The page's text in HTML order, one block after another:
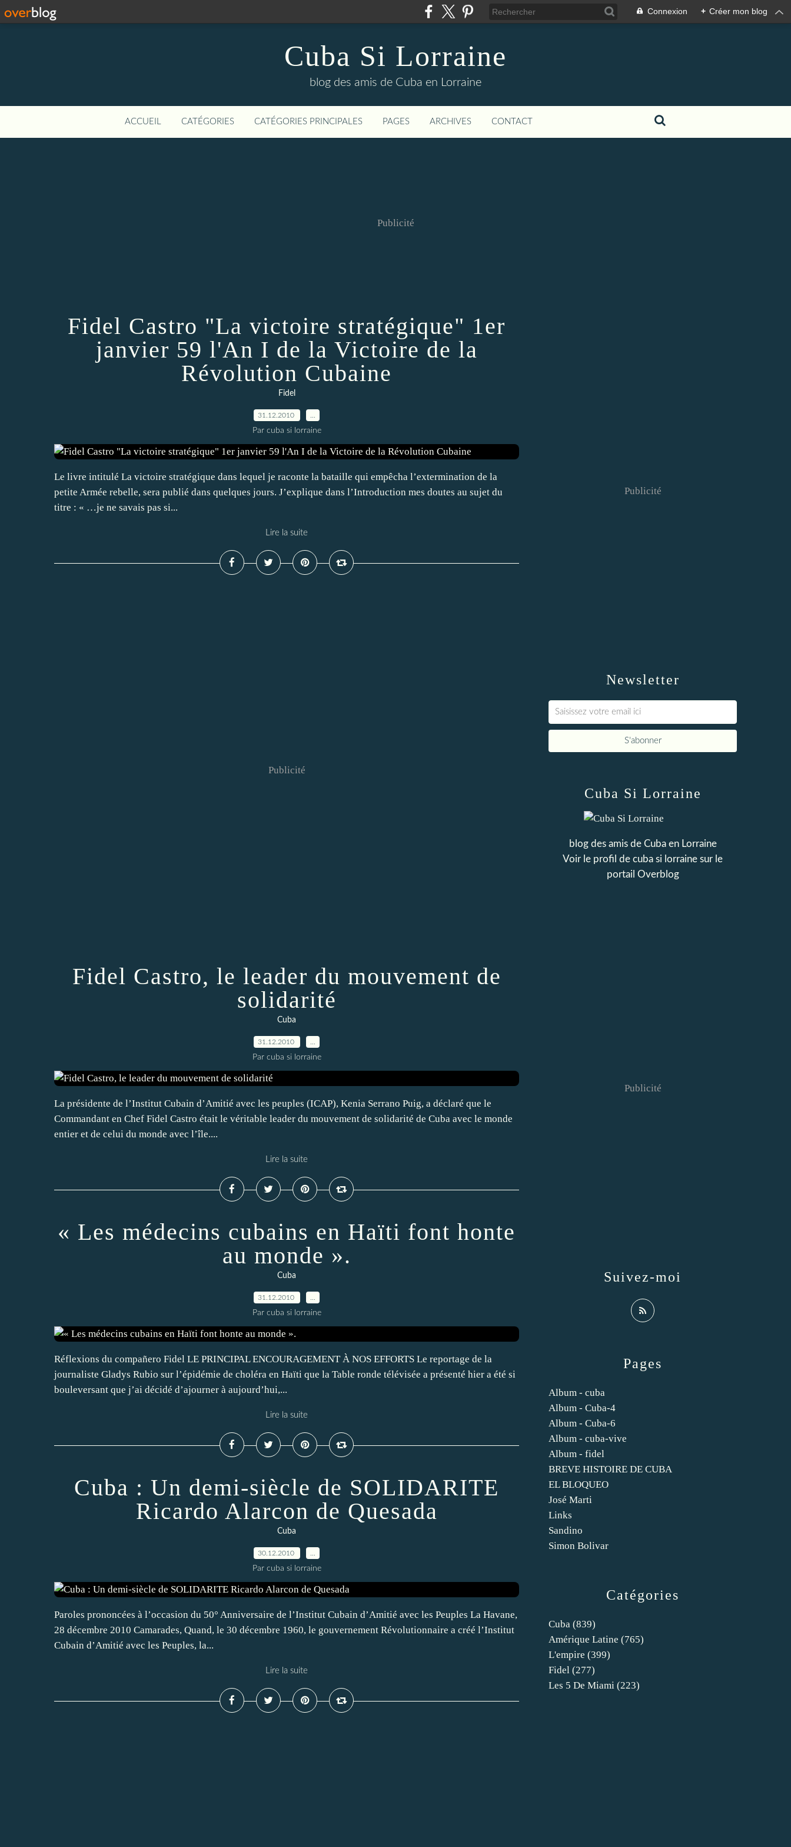
Connexion + Créer mon blog
Cuba Si Lorraine
blog des amis de Cuba en Lorraine
ACCUEIL CATÉGORIES CATÉGORIES PRINCIPALES PAGES ARCHIVES CONTACT
Publicité
Fidel Castro "La victoire stratégique" 1er
janvier 59 l'An I de la Victoire de la
Révolution Cubaine
Fidel
31.12.2010
Par cuba si lorraine
Le livre intitulé La victoire stratégique dans lequel je raconte la bataille qui empêcha l’extermination de la
petite Armée rebelle, sera publié dans quelques jours. J’explique dans l’Introduction mes doutes au sujet du
titre : « …je ne savais pas si...
Lire la suite
Publicité
Fidel Castro, le leader du mouvement de
solidarité
Cuba
31.12.2010
Par cuba si lorraine
La présidente de l’Institut Cubain d’Amitié avec les peuples (ICAP), Kenia Serrano Puig, a déclaré que le
Commandant en Chef Fidel Castro était le véritable leader du mouvement de solidarité de Cuba avec le monde
entier et de celui du monde avec l’île....
Lire la suite
« Les médecins cubains en Haïti font honte
au monde ».
Cuba
31.12.2010
Par cuba si lorraine
Réflexions du compañero Fidel LE PRINCIPAL ENCOURAGEMENT À NOS EFFORTS Le reportage de la
journaliste Gladys Rubio sur l’épidémie de choléra en Haïti que la Table ronde télévisée a présenté hier a été si
bouleversant que j’ai décidé d’ajourner à aujourd’hui,...
Lire la suite
Cuba : Un demi-siècle de SOLIDARITE
Ricardo Alarcon de Quesada
Cuba
30.12.2010
Par cuba si lorraine
Paroles prononcées à l’occasion du 50° Anniversaire de l’Institut Cubain d’Amitié avec les Peuples La Havane,
28 décembre 2010 Camarades, Quand, le 30 décembre 1960, le gouvernement Révolutionnaire a créé l’Institut
Cubain d’Amitié avec les Peuples, la...
Lire la suite
Newsletter
Publicité
Catégories
Cuba (839)
Amérique Latine (765)
L'empire (399)
Fidel (277)
Les 5 De Miami (223)
Pages
Album - cuba
Album - Cuba-4
Album - Cuba-6
Album - cuba-vive
Album - fidel
BREVE HISTOIRE DE CUBA
EL BLOQUEO
José Marti
Links
Sandino
Simon Bolivar
Cuba Si Lorraine
blog des amis de Cuba en Lorraine
Voir le profil de cuba si lorraine sur le
portail Overblog
Suivez-moi
Publicité